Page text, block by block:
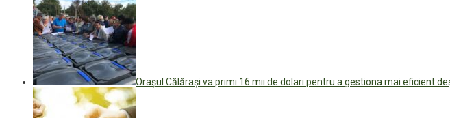
Orașul Călărași va primi 16 mii de dolari pentru a gestiona mai eficient